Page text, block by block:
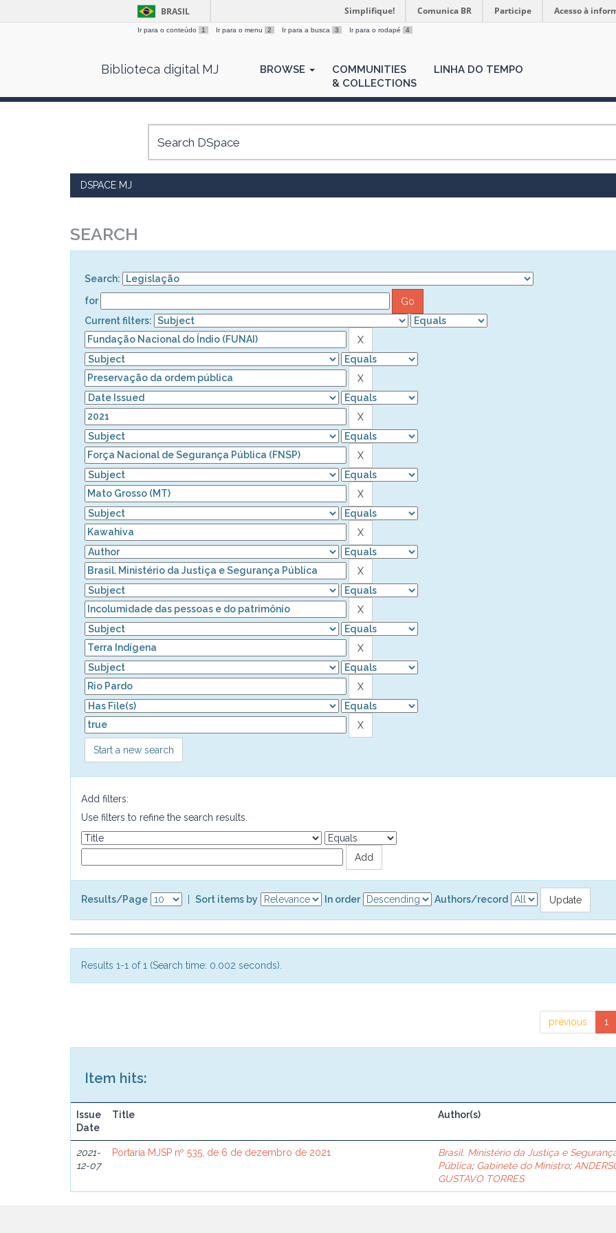
BRASIL Simplifique! Comunica BR Participe Acesso à
Ir para o conteúdo 1 Ir para o menu 2 Ir para a busca 3 Ir para o rodapé 4
Biblioteca digital MJ BROWSE
COMMUNITIES
& COLLECTIONS
LINHA DO TEMPO
DSPACE MJ
SEARCH
Search:
for
Current filters:
Start a new search
Add filters:
Use filters to refine the search results.
Results/Page Sort items by In order Authors/record
Results 1-1 of 1 (Search time: 0.002 seconds).
previous 1
Item hits:
Issue
Date
Title Author(s)
2021-
12-07
Portaria MJSP nº 535, de 6 de dezembro de 2021
Brasil. Ministério da Justiça e
Pública; Gabinete do Ministro;
GUSTAVO TORRES